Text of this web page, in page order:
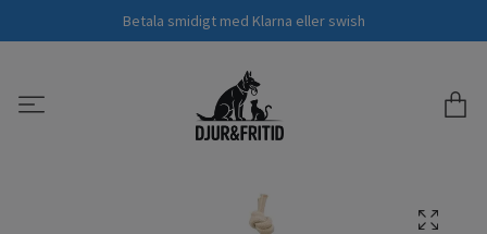
Betala smidigt med Klarna eller swish